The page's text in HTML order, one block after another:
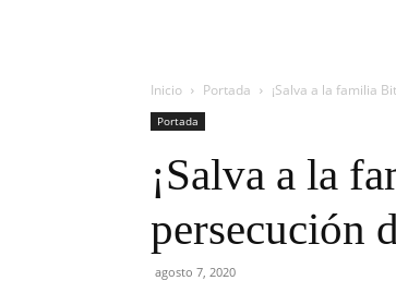
Inicio Portada ¡Salva a la familia
Portada
¡Salva a la
persecución
agosto 7, 2020